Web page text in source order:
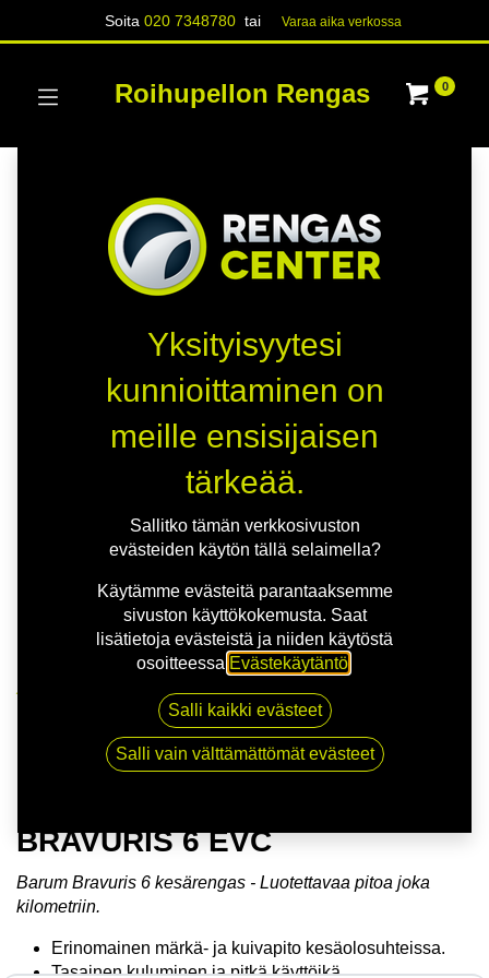
Soita020 7348780 tai Varaa aika verk​​​​ossa
Roihupellon Rengas 0
155/65R14 75T BARUM BRAVURIS 6 EVC
BRAVURIS 6 EVC
Barum Bravuris 6 kesärengas - Luotettavaa pitoa joka
kilometriin.
Erinomainen märkä- ja kuivapito kesäolosuhteissa.
Tasainen kuluminen ja pitkä käyttöikä.
Yksityisyytesi
kunnioittaminen on
meille ensisijaisen
tärkeää.
Sallitko tämän verkkosivuston
evästeiden käytön tällä selaimella?
Käytämme evästeitä parantaaksemme
sivuston käyttökokemusta. Saat
lisätietoja evästeistä ja niiden käytöstä
osoitteessa Evästekäytäntö
Salli kaikki evästeet
Salli vain välttämättömät evästeet